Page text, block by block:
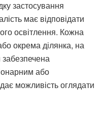
застосування
має відповідати
освітлення. Кожна
окрема ділянка, на
або
можливість оглядати